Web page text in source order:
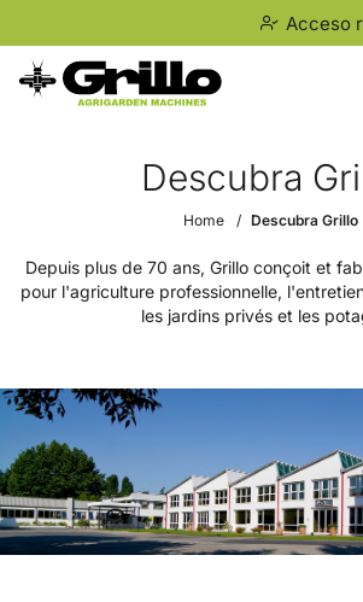
Acceso
Descubra
Home Descubra Grillo
Depuis plus de 70 ans, Grillo conçoit et
pour l'agriculture professionnelle,
les jardins privés et les